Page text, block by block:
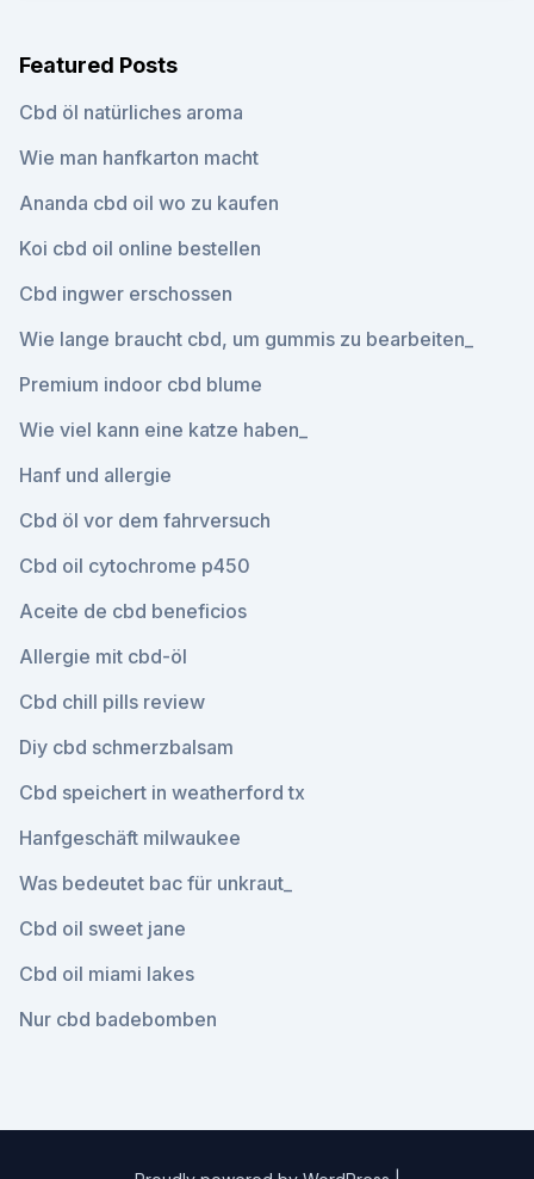
Featured Posts
Cbd öl natürliches aroma
Wie man hanfkarton macht
Ananda cbd oil wo zu kaufen
Koi cbd oil online bestellen
Cbd ingwer erschossen
Wie lange braucht cbd, um gummis zu bearbeiten_
Premium indoor cbd blume
Wie viel kann eine katze haben_
Hanf und allergie
Cbd öl vor dem fahrversuch
Cbd oil cytochrome p450
Aceite de cbd beneficios
Allergie mit cbd-öl
Cbd chill pills review
Diy cbd schmerzbalsam
Cbd speichert in weatherford tx
Hanfgeschäft milwaukee
Was bedeutet bac für unkraut_
Cbd oil sweet jane
Cbd oil miami lakes
Nur cbd badebomben